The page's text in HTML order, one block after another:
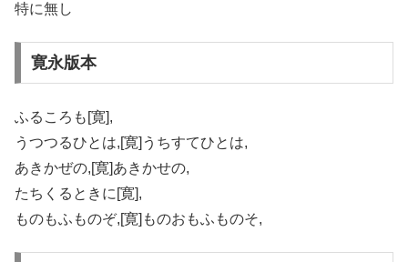
特に無し
寛永版本
ふるころも[寛],
うつつるひとは,[寛]うちすてひとは,
あきかぜの,[寛]あきかせの,
たちくるときに[寛],
ものもふものぞ,[寛]ものおもふものそ,